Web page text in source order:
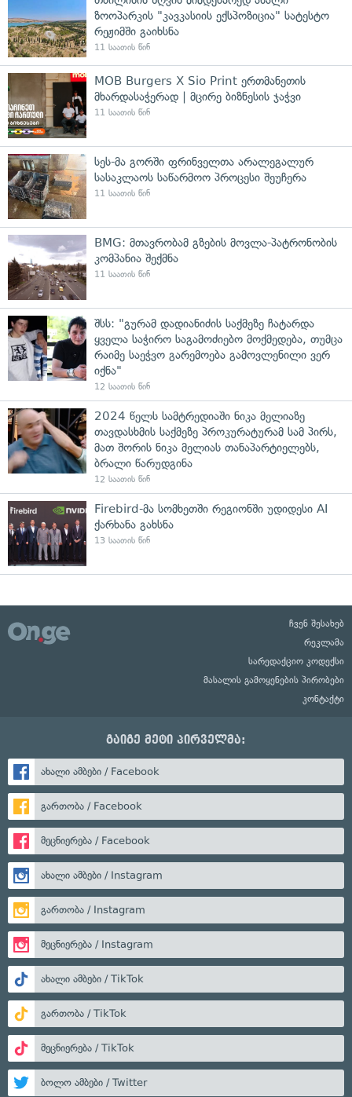
ზოოპარკის "კავკასიის ექსპოზიცია" სატესტო
რეჟიმში გაიხსნა
11 საათის წინ
MOB Burgers X Sio Print ერთმანეთის
მხარდასაჭერად | მცირე ბიზნესის ჯაჭვი
11 საათის წინ
სეს-მა გორში ფრინველთა არალეგალურ
სასაკლაოს საწარმოო პროცესი შეუჩერა
11 საათის წინ
BMG: მთავრობამ გზების მოვლა-პატრონობის
კომპანია შექმნა
11 საათის წინ
შსს: "გურამ დადიანიძის საქმეზე ჩატარდა
ყველა საჭირო საგამოძიებო მოქმედება, თუმცა
რაიმე საეჭვო გარემოება გამოვლენილი ვერ
იქნა"
12 საათის წინ
2024 წელს სამტრედიაში ნიკა მელიაზე
თავდასხმის საქმეზე პროკურატურამ სამ პირს,
მათ შორის ნიკა მელიას თანაპარტიელებს,
ბრალი წარუდგინა
12 საათის წინ
Firebird-მა სომხეთში რეგიონში უდიდესი AI
ქარხანა გახსნა
13 საათის წინ
ჩვენ შესახებ
რეკლამა
სარედაქციო კოდექსი
მასალის გამოყენების პირობები
კონტაქტი
გაიგე მეტი პირველმა:
ახალი ამბები / Facebook
გართობა / Facebook
მეცნიერება / Facebook
ახალი ამბები / Instagram
გართობა / Instagram
მეცნიერება / Instagram
ახალი ამბები / TikTok
გართობა / TikTok
მეცნიერება / TikTok
ბოლო ამბები / Twitter